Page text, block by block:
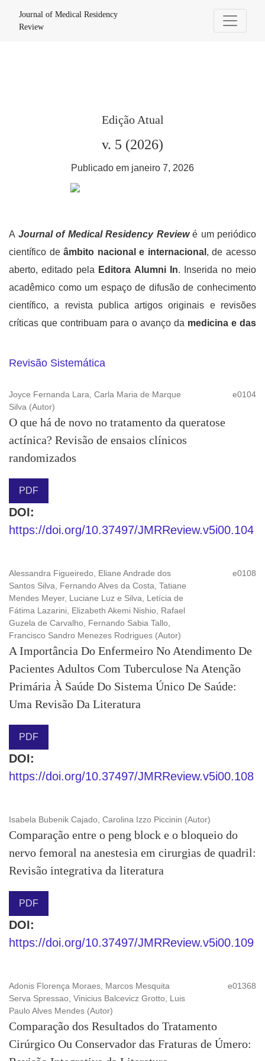
Journal of Medical Residency Review
Journal of Medical Residency
Review
Edição Atual
v. 5 (2026)
Publicado em janeiro 7, 2026
A Journal of Medical Residency Reviewé um periódico
científico deâmbito nacional e internacional , de acesso
aberto, editado pela Editora Alumni In. Inserida no meio
acadêmico como um espaço de difusão de conhecimento
científico, a revista publica artigos originais e revisões
críticas que contribuam para o avanço da medicina e das
Revisão Sistemática
Joyce Fernanda Lara, Carla Maria de Marque
Silva (Autor)
e0104
O que há de novo no tratamento da queratose
actínica? Revisão de ensaios clínicos
randomizados
PDF
DOI:
https://doi.org/10.37497/JMRReview.v5i00.104
Alessandra Figueiredo, Eliane Andrade dos
Santos Silva, Fernando Alves da Costa, Tatiane
Mendes Meyer, Luciane Luz e Silva, Letícia de
Fátima Lazarini, Elizabeth Akemi Nishio, Rafael
Guzela de Carvalho, Fernando Sabia Tallo,
Francisco Sandro Menezes Rodrigues (Autor)
e0108
A Importância Do Enfermeiro No Atendimento De
Pacientes Adultos Com Tuberculose Na Atenção
Primária À Saúde Do Sistema Único De Saúde:
Uma Revisão Da Literatura
PDF
DOI:
https://doi.org/10.37497/JMRReview.v5i00.108
Isabela Bubenik Cajado, Carolina Izzo Piccinin (Autor)
Comparação entre o peng block e o bloqueio do
nervo femoral na anestesia em cirurgias de quadril:
Revisão integrativa da literatura
PDF
DOI:
https://doi.org/10.37497/JMRReview.v5i00.109
Adonis Florença Moraes, Marcos Mesquita
Serva Spressao, Vinicius Balcevicz Grotto, Luis
Paulo Alves Mendes (Autor)
e01368
Comparação dos Resultados do Tratamento
Cirúrgico Ou Conservador das Fraturas de Úmero: